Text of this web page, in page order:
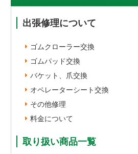
出張修理について
ゴムクローラー交換
ゴムパッド交換
バケット、爪交換
オペレーターシート交換
その他修理
料金について
取り扱い商品一覧